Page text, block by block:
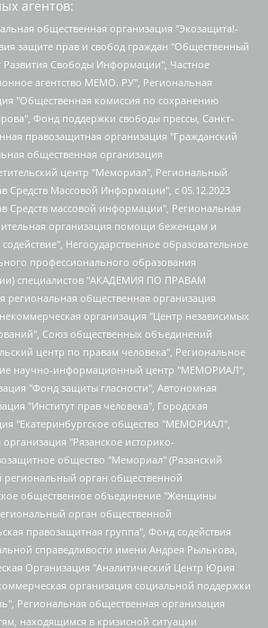
агентов:
Юридическое лицо, зарегистрированное в Латвийской Республике, SIA "Medusa Project" (регистрационный номер 40103797863, дата регистрации 10.06.2014), Некоммерческая организация "Фонд по борьбе с коррупцией", Автономная некоммерческая организация "Институт права и публичной политики", Баданин Роман Сергеевич, Гликин Максим Александрович, Железнова Мария Михайловна, Лукьянова Юлия Сергеевна, Маетная Елизавета Витальевна, Маняхин Петр Борисович, Чуракова Ольга Владимировна, Ярош Юлия Петровна, Юридическое лицо "The Insider SIA", зарегистрированное в Риге, Латвийская Республика (дата регистрации 26.06.2015), являющееся администратором доменного имени интернет-издания "The Insider SIA", https://theins.ru, Постернак Алексей Евгеньевич, Рубин Михаил Аркадьевич, Анин Роман Александрович, Юридическое лицо Istories fonds, зарегистрированное в Латвийской Республике (регистрационный номер 50008295751, дата регистрации 24.02.2020), Великовский Дмитрий Александрович, Долинина Ирина Николаевна, Мароховская Алеся Алексеевна, Шлейнов Роман Юрьевич, Шмагун Олеся Валентиновна, Общество с ограниченной ответственностью "Альтаир 2021", Общество с ограниченной ответственностью "Вега 2021", Общество с ограниченной ответственностью "Главный редактор 2021", Общество с ограниченной ответственностью "Ромашки монолит", Важенков Артем Валерьевич, Ивановская областная общественная организация "Центр гендерных исследований", Гурман Юрий Альбертович, Медиапроект "ОВД-Инфо", Егоров Владимир Владимирович, Жилинский Владимир Александрович, Общество с ограниченной ответственностью "ЗП", Иванова София Юрьевна, Карезина Инна Павловна, Кильтау Екатерина Викторовна, Петров Алексей Викторович, Пискунов Сергей Евгеньевич, Смирнов Сергей Сергеевич, Тихонов Михаил Сергеевич, Общество с ограниченной ответственностью "ЖУРНАЛИСТ-ИНОСТРАННЫЙ АГЕНТ", Арапова Галина Юрьевна, Вольтская Татьяна Анатольевна, Американская компания "Mason G.E.S. Anonymous Foundation" (США), являющаяся владельцем интернет-издания https://mnews.world/, Компания "Stichting Bellingcat", зарегистрированная в Нидерландах (дата регистрации 11.07.2018), Захаров Андрей Вячеславович, Клепиковская Екатерина Дмитриевна, Общество с ограниченной ответственностью "МЕМО", Перл Роман Александрович, Симонов Евгений Алексеевич, Соловьева Елена Анатольевна, Сотников Даниил Владимирович, Сурначева Елизавета Дмитриевна, Автономная некоммерческая организация по защите прав человека и информированию населения "Якутия – Наше Мнение", Общество с ограниченной ответственностью "Москоу диджитал медиа", с 26.01.2023 Общество с ограниченной ответственностью "Чайка Белые сады", Ветошкина Валерия Валерьевна, Заговора Максим Александрович, Межрегиональное общественное движение "Российская ЛГБТ - сеть", Оленичев Максим Владимирович, Павлов Иван Юрьевич, Скворцова Елена Сергеевна, Общество с ограниченной ответственностью "Как бы инагент", Кочетков Игорь Викторович, Общество с ограниченной ответственностью "Честные выборы", Еланчик Олег Александрович, Общество с ограниченной ответственностью "Нобелевский призыв", Гималова Регина Эмилевна, Григорьев Андрей Валерьевич, Григорьева Алина Александровна, Ассоциация по содействию защите прав призывников, альтернативнослужащих и военнослужащих "Правозащитная группа "Гражданин.Армия.Право", Хисамова Регина Фаритовна, Автономная некоммерческая организация по реализации социально-правовых программ "Лилит", Дальневосточное общественное движение "Маяк", Санкт-Петербургская ЛГБТ-инициативная группа "Выход", Инициативная группа ЛГБТ+ "Реверс", Алексеев Андрей Викторович, Бекбулатова Таисия Львовна, Беляев Иван Михайлович, Владыкина Елена Сергеевна, Гельман Марат Александрович, Никульшина Вероника Юрьевна, Толоконникова Надежда Андреевна, Шендерович Виктор Анатольевич, Общество с ограниченной ответственностью "Данное сообщение", Общество с ограниченной ответственностью Издательский дом "Новая глава", Айнбиндер Александра Александровна, Московский комьюнити-центр для ЛГБТ+инициатив, Благотворительный фонд развития филантропии, Deutsche Welle (Германия, Kurt-Schumacher-Strasse 3, 53113 Bonn), Борзунова Мария Михайловна, Воробьев Виктор Викторович, Голубева Анна Львовна, Константинова Алла Михайловна, Малкова Ирина Владимировна, Мурадов Мурад Абдулгалимович, Осетинская Елизавета Николаевна, Понасенков Евгений Николаевич, Ганапольский Матвей Юрьевич, Киселев Евгений Алексеевич, Борухович Ирина Григорьевна, Дремин Иван Тимофеевич, Дубровский Дмитрий Викторович, Красноярская региональная общественная организация поддержки и развития альтернативных образовательных технологий и межкультурных коммуникаций "ИНТЕРРА", Маяковская Екатерина Алексеевна, Фейгин Марк Захарович, Филимонов Андрей Викторович, Дзугкоева Регина Николаевна, Доброхотов Роман Александрович, Дудь Юрий Александрович, Елкин Сергей Владимирович, Кругликов Кирилл Игоревич, Сабунаева Мария Леонидовна, Семенов Алексей Владимирович, Шаинян Карен Багратович, Шульман Екатерина Михайловна, Асафьев Артур Валерьевич, Вахштайн Виктор Семенович, Венедиктов Алексей Алексеевич, Лушникова Екатерина Евгеньевна, Волков Леонид Михайлович, Невзоров Александр Глебович, Пархоменко Сергей Борисович, Сироткин Ярослав Николаевич, Кара-Мурза Владимир Владимирович, Баранова Наталья Владимировна, Гозман Леонид Яковлевич, Кагарлицкий Борис Юльевич, Климарев Михаил Валерьевич, Милов Владимир Станиславович, Автономная некоммерческая организация Краснодарский центр современного искусства "Типография", Моргенштерн Алишер Тагирович, Соболь Любовь Эдуардовна, Общество с ограниченной ответственностью "ЛИЗА НОРМ", Каспаров Гарри Кимович, Ходорковский Михаил Борисович, Общество с ограниченной ответственностью "Апрельские тезисы", Данилович Ирина Брониславовна, Кашин Олег Владимирович, Петров Николай Владимирович, Пивоваров Алексей Владимирович, Соколов Михаил Владимирович, Цветкова Юлия Владимировна, Чичваркин Евгений Александрович, Комитет против пыток/Команда против пыток, Общество с ограниченной ответственностью "Первый научный", Общество с ограниченной ответственностью "Вертолет и ко", Белоцерковская Вероника Борисовна, Кац Максим Евгеньевич, Лазарева Татьяна Юрьевна, Шаведдинов Руслан Табризович, Яшин Илья Валерьевич, Общество с ограниченной ответственностью "Иноагент ААВ", Алешковский Дмитрий Петрович, Альбац Евгения Марковна, Быков Дмитрий Львович, Галямина Юлия Евгеньевна, Лойко Сергей Леонидович, Мартынов Кирилл Константинович, Медведев Сергей Александрович, Крашенинников Федор Геннадиевич, Гордеева Катерина Вл